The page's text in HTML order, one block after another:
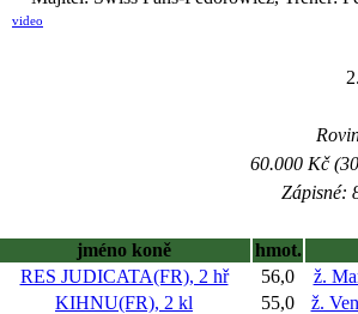
video
60.000 Kč
Zápisné:
jméno koně
hmot.
RES JUDICATA(FR), 2 hř 56,0
ž.
KIHNU(FR), 2 kl 55,0
ž.